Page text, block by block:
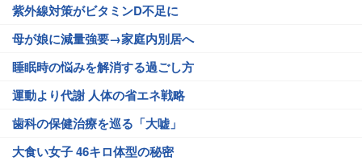
紫外線対策がビタミンD不足に
母が娘に減量強要→家庭内別居へ
睡眠時の悩みを解消する過ごし方
運動より代謝 人体の省エネ戦略
歯科の保健治療を巡る「大嘘」
大食い女子 46キロ体型の秘密